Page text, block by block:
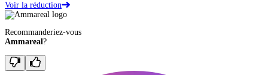
Voir la réduction
Recommanderiez-vous
Ammareal?